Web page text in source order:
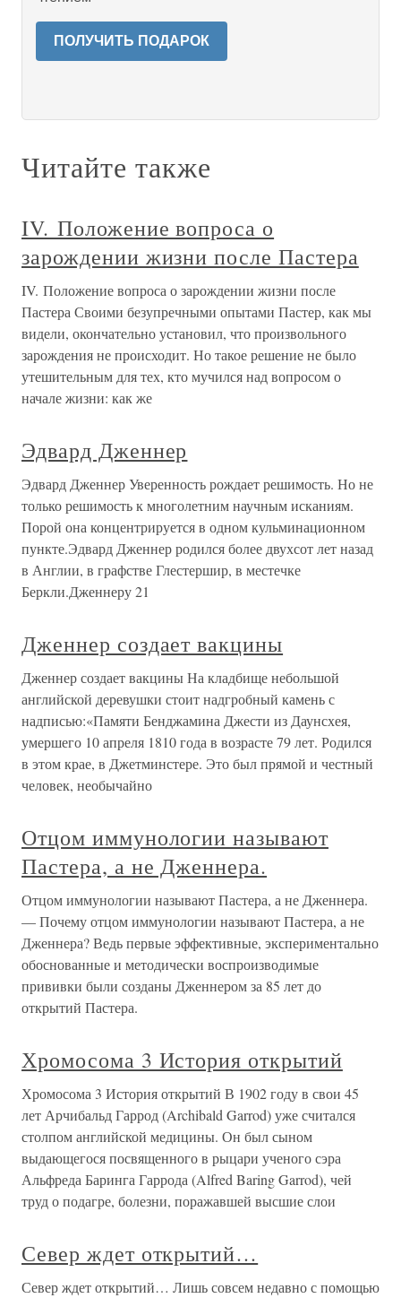
ПОЛУЧИТЬ ПОДАРОК
Читайте также
IV. Положение вопроса о
зарождении жизни после Пастера
IV. Положение вопроса о зарождении жизни после
Пастера Своими безупречными опытами Пастер, как мы
видели, окончательно установил, что произвольного
зарождения не происходит. Но такое решение не было
утешительным для тех, кто мучился над вопросом о
начале жизни: как же
Эдвард Дженнер
Эдвард Дженнер Уверенность рождает решимость. Но не
только решимость к многолетним научным исканиям.
Порой она концентрируется в одном кульминационном
пункте.Эдвард Дженнер родился более двухсот лет назад
в Англии, в графстве Глестершир, в местечке
Беркли.Дженнеру 21
Дженнер создает вакцины
Дженнер создает вакцины На кладбище небольшой
английской деревушки стоит надгробный камень с
надписью:«Памяти Бенджамина Джести из Даунсхея,
умершего 10 апреля 1810 года в возрасте 79 лет. Родился
в этом крае, в Джетминстере. Это был прямой и честный
человек, необычайно
Отцом иммунологии называют
Пастера, а не Дженнера.
Отцом иммунологии называют Пастера, а не Дженнера.
— Почему отцом иммунологии называют Пастера, а не
Дженнера? Ведь первые эффективные, экспериментально
обоснованные и методически воспроизводимые
прививки были созданы Дженнером за 85 лет до
открытий Пастера.
Хромосома 3 История открытий
Хромосома 3 История открытий В 1902 году в свои 45
лет Арчибальд Гаррод (Archibald Garrod) уже считался
столпом английской медицины. Он был сыном
выдающегося посвященного в рыцари ученого сэра
Альфреда Баринга Гаррода (Alfred Baring Garrod), чей
труд о подагре, болезни, поражавшей высшие слои
Север ждет открытий…
Север ждет открытий… Лишь совсем недавно с помощью